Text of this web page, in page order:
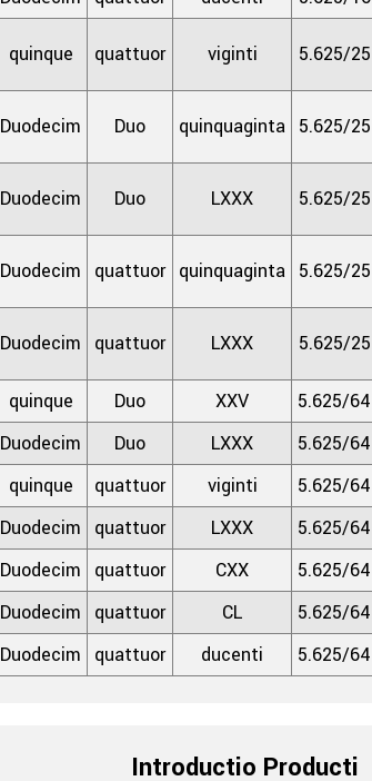
quinque quattuor viginti 5.625/25
Duodecim Duo quinquaginta 5.625/25
Duodecim Duo LXXX 5.625/25
Duodecim quattuor quinquaginta 5.625/25
Duodecim quattuor LXXX 5.625/25
quinque Duo XXV 5.625/64
Duodecim Duo LXXX 5.625/64
quinque quattuor viginti 5.625/64
Duodecim quattuor LXXX 5.625/64
Duodecim quattuor CXX 5.625/64
Duodecim quattuor CL 5.625/64
Duodecim quattuor ducenti 5.625/64
Introductio Producti